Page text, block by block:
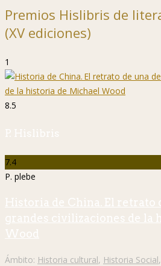
Premios Hislibris de
(XV ediciones)
1
8.5
P. Hislibris
7.4
P. plebe
Historia de China. El retrato
grandes civilizaciones de la
Wood
Ámbito: Historia cultural, Historia Social,